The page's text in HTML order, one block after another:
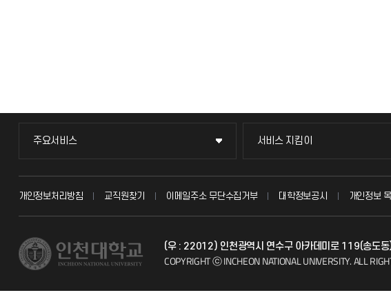
주요서비스
주요서비스
교무회의방송
시설예약
서비스 지킴이
서비스 지킴이
묻고 답하기
자주 묻는 질문(FAQ)
개인정보처리방침 교직원찾기 이메일주소 무단수집거부 대학정보공시 개인정보
(우 : 22012) 인천광역시 연수구 아카데미로 119(송도
COPYRIGHT ⓒ INCHEON NATIONAL UNIVERSITY.ALL